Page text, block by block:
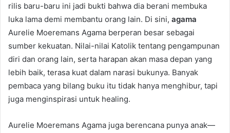
rilis baru-baru ini jadi bukti bahwa dia berani membuka
luka lama demi membantu orang lain. Di sini, agama
Aurelie Moeremans Agama berperan besar sebagai
sumber kekuatan. Nilai-nilai Katolik tentang pengampunan
diri dan orang lain, serta harapan akan masa depan yang
lebih baik, terasa kuat dalam narasi bukunya. Banyak
pembaca yang bilang buku itu tidak hanya menghibur, tapi
juga menginspirasi untuk healing.
Aurelie Moeremans Agama juga berencana punya anak—